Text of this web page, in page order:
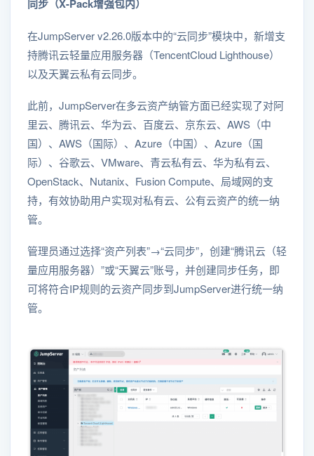
同步（X-Pack增强包内）
在JumpServer v2.26.0版本中的“云同步”模块中，新增支
持腾讯云轻量应用服务器（TencentCloud Lighthouse）
以及天翼云私有云同步。
此前，JumpServer在多云资产纳管方面已经实现了对阿
里云、腾讯云、华为云、百度云、京东云、AWS（中
国）、AWS（国际）、Azure（中国）、Azure（国
际）、谷歌云、VMware、青云私有云、华为私有云、
OpenStack、Nutanix、Fusion Compute、局域网的支
持，有效协助用户实现对私有云、公有云资产的统一纳
管。
管理员通过选择“资产列表”→“云同步”，创建“腾讯云（轻
量应用服务器）”或“天翼云”账号，并创建同步任务，即
可将符合IP规则的云资产同步到JumpServer进行统一纳
管。